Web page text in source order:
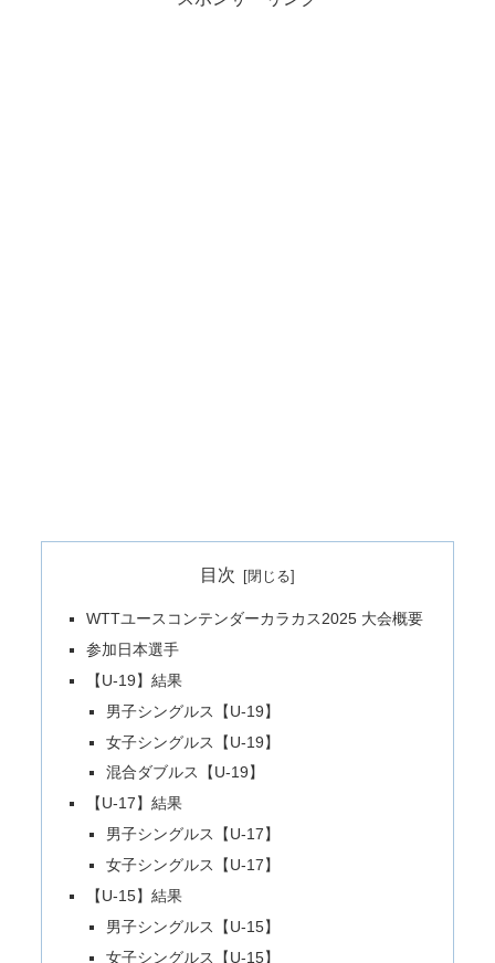
目次
WTTユースコンテンダーカラカス2025 大会概要
参加日本選手
【U-19】結果
男子シングルス【U-19】
女子シングルス【U-19】
混合ダブルス【U-19】
【U-17】結果
男子シングルス【U-17】
女子シングルス【U-17】
【U-15】結果
男子シングルス【U-15】
女子シングルス【U-15】